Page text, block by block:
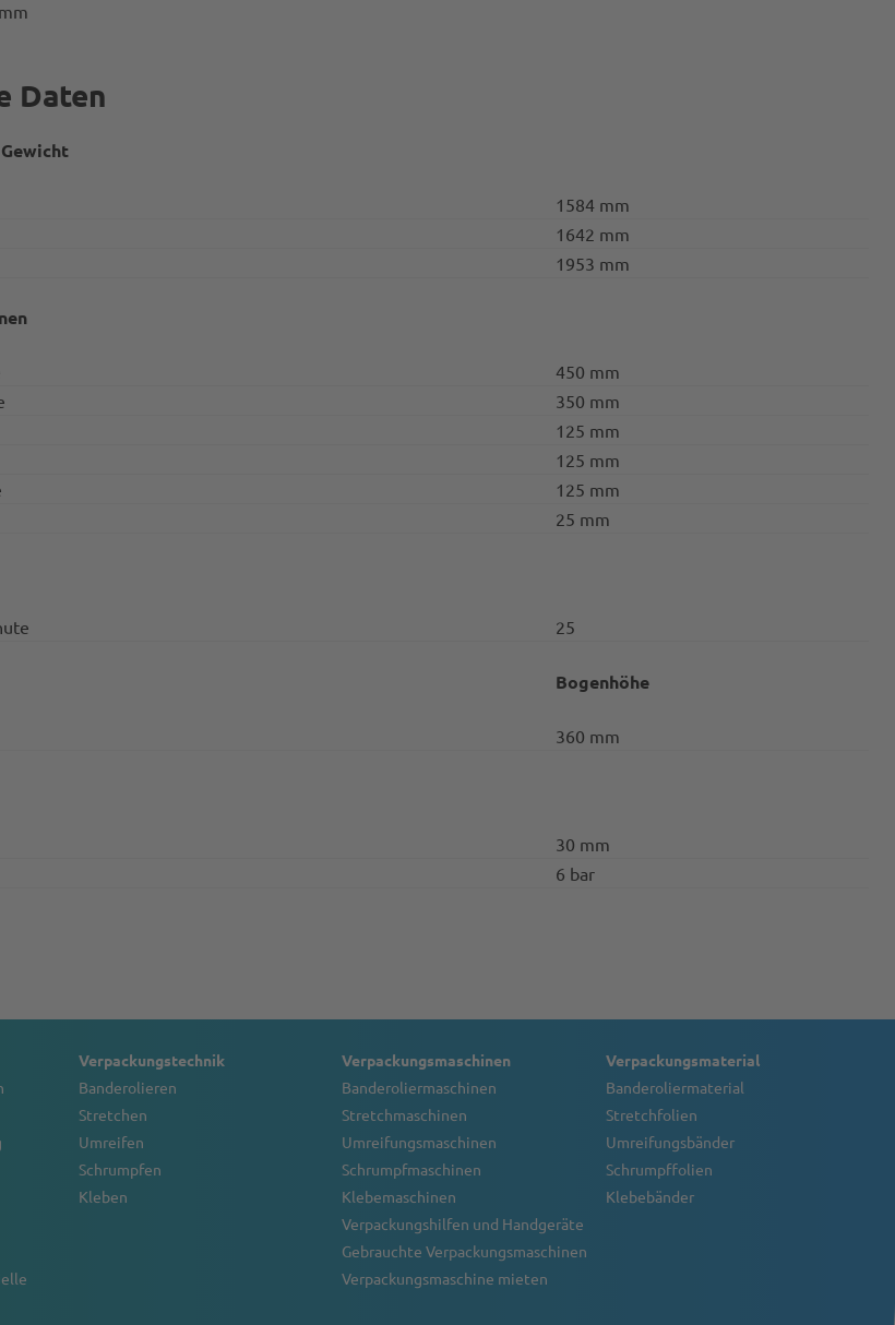
Daten
1584 mm
1642 mm
1953 mm
450 mm
350 mm
125 mm
125 mm
125 mm
25 mm
25
Bogenhöhe
360 mm
30 mm
6 bar
Verpackungstechnik
Banderolieren
Stretchen
Umreifen
Schrumpfen
Kleben
Verpackungsmaschinen
Banderoliermaschinen
Stretchmaschinen
Umreifungsmaschinen
Schrumpfmaschinen
Klebemaschinen
Verpackungshilfen und Handgeräte
Gebrauchte Verpackungsmaschinen
Verpackungsmaschine mieten
Verpackungsmaterial
Banderoliermaterial
Stretchfolien
Umreifungsbänder
Schrumpffolien
Klebebänder